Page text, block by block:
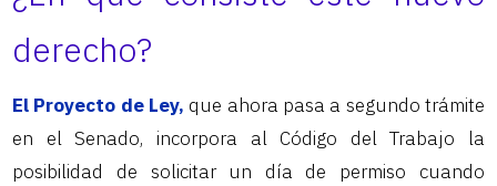
derecho?
El Proyecto de Ley, que ahora pasa a segundo trámite
en el Senado, incorpora al Código del Trabajo la
posibilidad de solicitar un día de permiso cuando